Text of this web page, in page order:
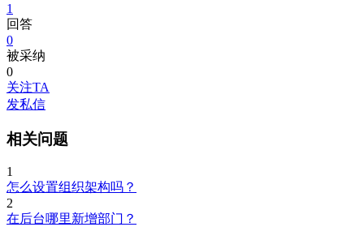
1
回答
0
被采纳
0
关注TA
发私信
相关问题
1
怎么设置组织架构吗？
2
在后台哪里新增部门？